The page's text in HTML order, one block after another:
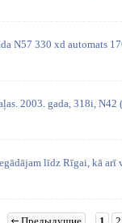
N57 330 xd automats
2003. gada, 318i, N42
līdz Rīgai, kā arī